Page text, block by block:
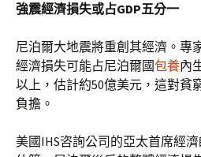
強震經濟損失或占GDP五分一
尼泊爾大地震將重創其經濟。專
經濟損失可能占尼泊爾國包養內
以上，估計約50億美元，這對貧
負擔。
美國IHS咨詢公司的亞太首席經